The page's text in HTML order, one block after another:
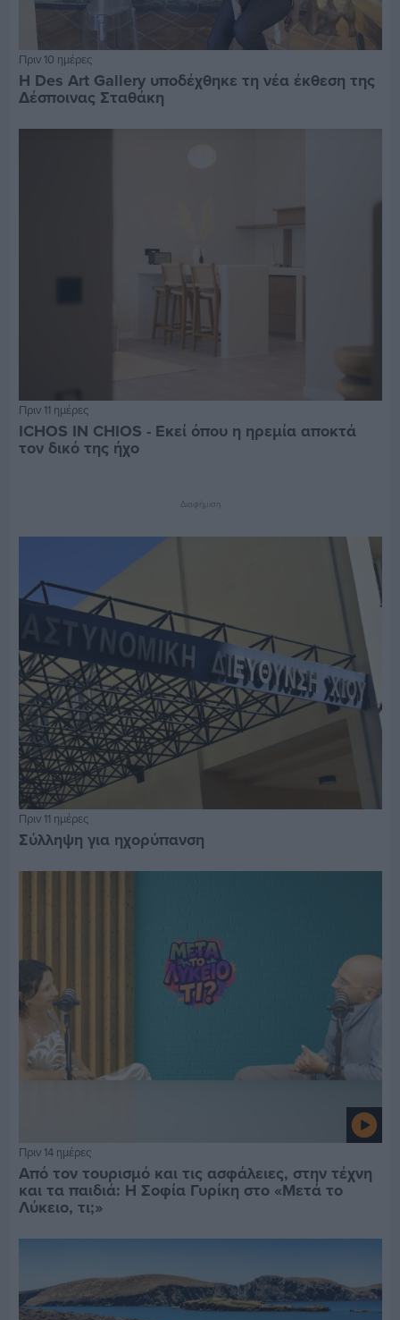
Πριν 10 ημέρες
Η Des Art Gallery υποδέχθηκε τη νέα έκθεση της
Δέσποινας Σταθάκη
Πριν 11 ημέρες
ICHOS IN CHIOS - Εκεί όπου η ηρεμία αποκτά
τον δικό της ήχο
Διαφήμιση
Πριν 11 ημέρες
Σύλληψη για ηχορύπανση
Πριν 14 ημέρες
Από τον τουρισμό και τις ασφάλειες, στην τέχνη
και τα παιδιά: Η Σοφία Γυρίκη στο «Μετά το
Λύκειο, τι;»